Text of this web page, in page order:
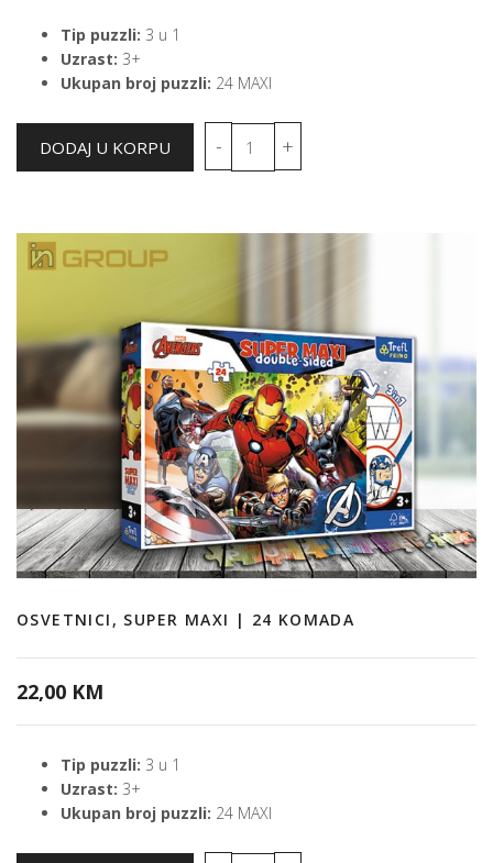
Tip puzzli: 3 u 1
Uzrast: 3+
Ukupan broj puzzli: 24 MAXI
OSVETNICI, SUPER MAXI | 24 KOMADA
22,00 KM
Tip puzzli: 3 u 1
Uzrast: 3+
Ukupan broj puzzli: 24 MAXI